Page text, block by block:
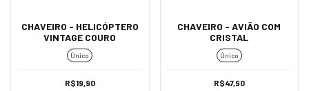
CHAVEIRO - HELICÓPTERO
VINTAGE COURO
Único
R$19,90
CHAVEIRO - AVIÃO COM
CRISTAL
Único
R$47,90